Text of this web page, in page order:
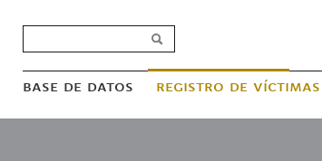
base de datos registro de víctimas